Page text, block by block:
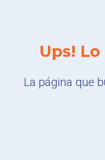
Ups!
La página que